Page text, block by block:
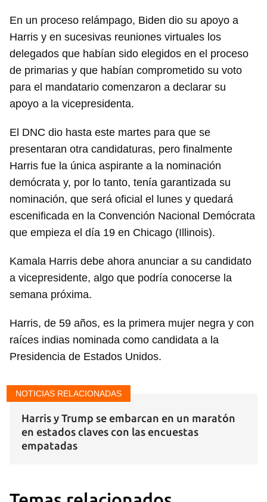
En un proceso relámpago, Biden dio su apoyo a
Harris y en sucesivas reuniones virtuales los
delegados que habían sido elegidos en el proceso
de primarias y que habían comprometido su voto
para el mandatario comenzaron a declarar su
apoyo a la vicepresidenta.
El DNC dio hasta este martes para que se
presentaran otra candidaturas, pero finalmente
Harris fue la única aspirante a la nominación
demócrata y, por lo tanto, tenía garantizada su
nominación, que será oficial el lunes y quedará
escenificada en la Convención Nacional Demócrata
que empieza el día 19 en Chicago (Illinois).
Kamala Harris debe ahora anunciar a su candidato
a vicepresidente, algo que podría conocerse la
semana próxima.
Harris, de 59 años, es la primera mujer negra y con
raíces indias nominada como candidata a la
Presidencia de Estados Unidos.
NOTICIAS RELACIONADAS
Harris y Trump se embarcan en un maratón
en estados claves con las encuestas
empatadas